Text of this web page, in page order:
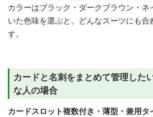
カラーはブラック・ダークブラウン・
いた色味を選ぶと、どんなスーツにも合
す。
カードと名刺をまとめて管理した
な人の場合
カードスロット複数付き・薄型・兼用タ